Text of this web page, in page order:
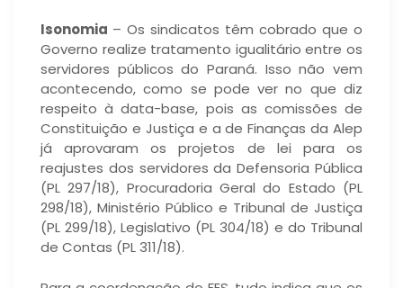
Isonomia – Os sindicatos têm cobrado que o
Governo realize tratamento igualitário entre os
servidores públicos do Paraná. Isso não vem
acontecendo, como se pode ver no que diz
respeito à data-base, pois as comissões de
Constituição e Justiça e a de Finanças da Alep
já aprovaram os projetos de lei para os
reajustes dos servidores da Defensoria Pública
(PL 297/18), Procuradoria Geral do Estado (PL
298/18), Ministério Público e Tribunal de Justiça
(PL 299/18), Legislativo (PL 304/18) e do Tribunal
de Contas (PL 311/18).